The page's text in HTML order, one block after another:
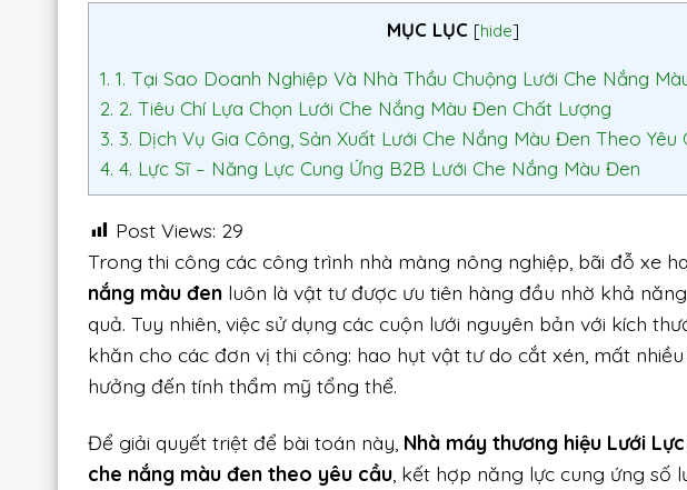
MỤC LỤC [hide]
1. 1. Tại Sao Doanh Nghiệp Và Nhà Thầu Chuộng Lưới Che Nắng
2. 2. Tiêu Chí Lựa Chọn Lưới Che Nắng Màu Đen Chất Lượng
3. 3. Dịch Vụ Gia Công, Sản Xuất Lưới Che Nắng Màu Đen Theo Yêu
4. 4. Lực Sĩ – Năng Lực Cung Ứng B2B Lưới Che Nắng Màu Đen
Post Views: 29
Trong thi công các công trình nhà màng nông nghiệp, bãi đỗ xe
nắng màu đenluôn là vật tư được ưu tiên hàng đầu nhờ khả
quả. Tuy nhiên, việc sử dụng các cuộn lưới nguyên bản với kích
khăn cho các đơn vị thi công: hao hụt vật tư do cắt xén, mất
hưởng đến tính thẩm mỹ tổng thể.
Để giải quyết triệt để bài toán này, Nhà máy thương hiệu Lưới
che nắng màu đen theo yêu cầu, kết hợp năng lực cung ứng số